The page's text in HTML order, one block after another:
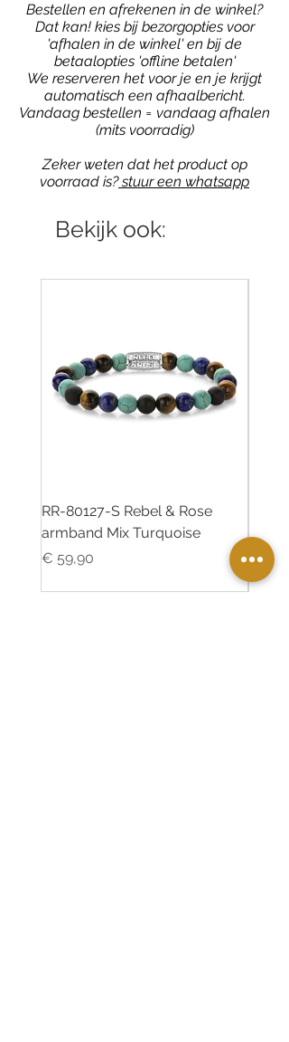
Bestellen en afrekenen in de winkel?
Dat kan! kies bij bezorgopties voor
'afhalen in de winkel' en bij de
betaalopties 'offline betalen'
We reserveren het voor je en je krijgt
automatisch een afhaalbericht.
Vandaag bestellen = vandaag afhalen
(mits voorradig)
Zeker weten dat het product op
voorraad is?stuur een whatsapp
Bekijk ook:
RR-80127-S Rebel & Rose
armband Mix Turquoise
Prijs
€ 59,90
Prijs
€